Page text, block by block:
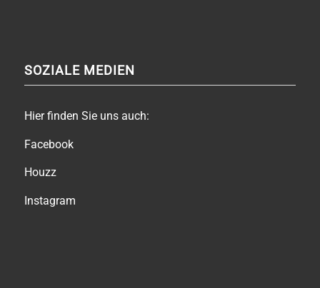
SOZIALE MEDIEN
Hier finden Sie uns auch:
Facebook
Houzz
Instagram